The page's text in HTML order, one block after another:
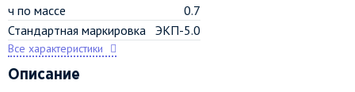
ч по массе
0.7
Стандартная маркировка ЭКП-5.0
Все характеристики
Описание